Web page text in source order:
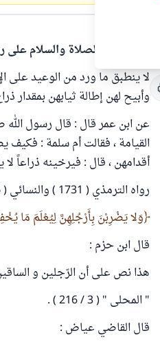
الحمد لله والصلاة والسلام
لا ينطبق ما ورد من الوعيد على
وأبيح لهن إطالة ثيابهن بمقدار
عن ابن عمر قال : قال رسول الله
القيامة ، فقالت أم سلمة : فكيف
أقدامهن ، قال : فيرخينه ذراعاً
رواه الترمذي ( 1731 ) والنسائي ( 5336 ) . وصححه الألباني في صحيح الترمذي .
وَلا يَضْرِبْنَ بِأَرْجُلِهِنَّ لِيُعْلَمَ مَا
قال ابن حزم :
هذا نص على أن الرّجلين و
" المحلى " ( 3 / 216 ) .
قال القاضي عياض :